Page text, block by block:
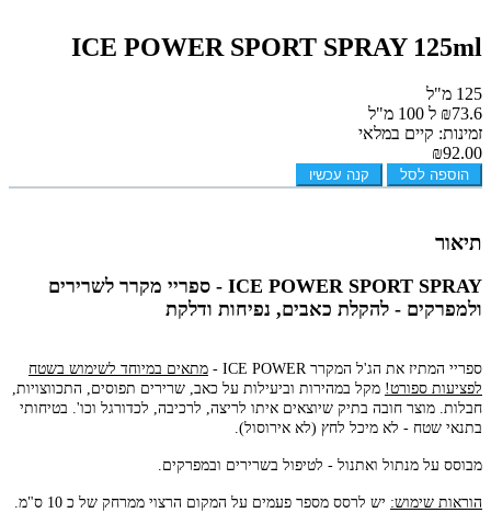
ICE POWER SPORT SPRAY 125ml
125 מ"ל
₪73.6 ל 100 מ"ל
זמינות: קיים במלאי
₪92.00
הוספה לסל קנה עכשיו
תיאור
ICE POWER SPORT SPRAY - ספריי מקרר לשרירים
ולמפרקים - להקלת כאבים, נפיחות ודלקת
ספריי המתיז את הג'ל המקרר ICE POWER -
מתאים במיוחד לשימוש בשטח
לפציעות ספורט! מקל במהירות וביעילות על כאב, שרירים תפוסים, התכווצויות,
חבלות. מוצר חובה בתיק שיוצאים איתו לריצה, לרכיבה, לכדורגל וכו'. בטיחותי
בתנאי שטח - לא מיכל לחץ (לא אירוסול).
מבוסס על מנתול ואתנול - לטיפול בשרירים ובמפרקים.
הוראות שימוש:
יש לרסס מספר פעמים על המקום הרצוי ממרחק של כ 10 ס"מ.